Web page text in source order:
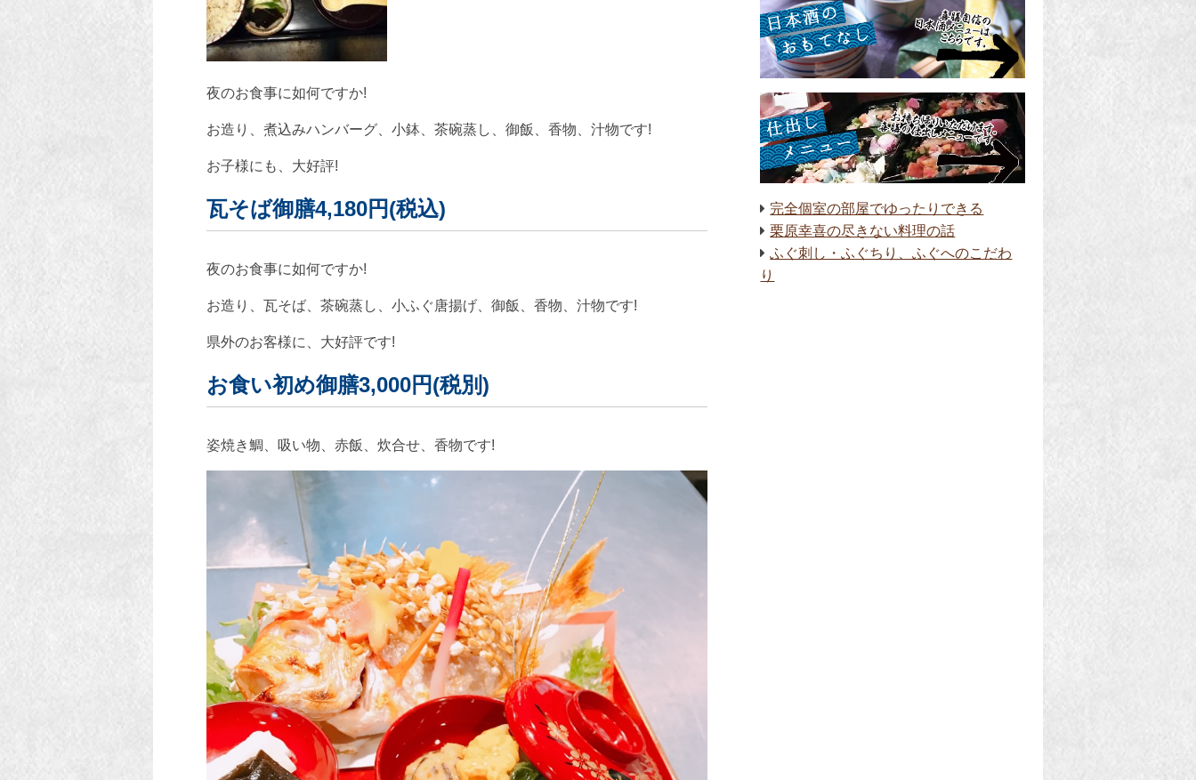
夜のお食事に如何ですか!
お造り、煮込みハンバーグ、小鉢、茶碗蒸し、御飯、香物、汁物です!
お子様にも、大好評!
瓦そば御膳4,180円(税込)
夜のお食事に如何ですか!
お造り、瓦そば、茶碗蒸し、小ふぐ唐揚げ、御飯、香物、汁物です!
県外のお客様に、大好評です!
お食い初め御膳3,000円(税別)
姿焼き鯛、吸い物、赤飯、炊合せ、香物です!
完全個室の部屋でゆったりできる
栗原幸喜の尽きない料理の話
ふぐ刺し・ふぐちり、ふぐへのこだわ
り